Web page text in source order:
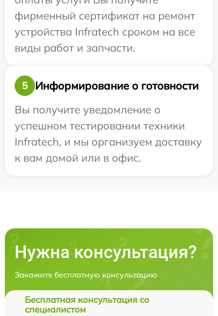
фирменный сертификат на ремонт
устройства Infratech сроком на все
виды работ и запчасти.
5
Информирование о готовности
Вы получите уведомление о
успешном тестировании техники
Infratech, и мы организуем доставку
к вам домой или в офис.
Нужна консультация?
Закажите бесплатную консультацию
Бесплатная консультация со
специалистом